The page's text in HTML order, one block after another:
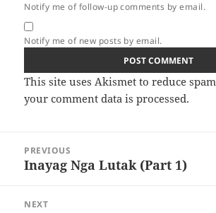
Notify me of follow-up comments by email.
Notify me of new posts by email.
This site uses Akismet to reduce
your comment data is processed.
navigation
PREVIOUS
Previous
Inayag Nga Lutak (Part 1)
NEXT